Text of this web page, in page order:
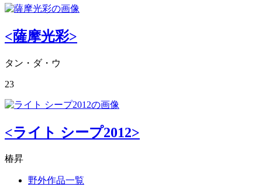
<薩摩光彩>
タン・ダ・ウ
23
<ライト シープ2012>
椿昇
野外作品一覧